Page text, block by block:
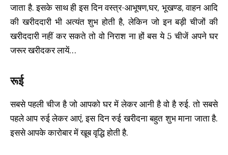
जाता है. इसके साथ ही इस दिन वस्त्र-आभूषण,घर, भूखण्ड, वाहन आदि
की खरीददारी भी अत्यंत शुभ होती है, लेकिन जो इन बड़ी चीजों की
खरीददारी नहीं कर सकते तो वो निराश ना हों बस ये 5 चीजें अपने घर
जरूर खरीदकर लायें…
रूई
सबसे पहली चीज है जो आपको घर में लेकर आनी है वो है रुई. तो सबसे
पहले आप रुई लेकर आएं, इस दिन रुई खरीदना बहुत शुभ माना जाता है.
इससे आपके कारोबार में खूब वृद्धि होती है.